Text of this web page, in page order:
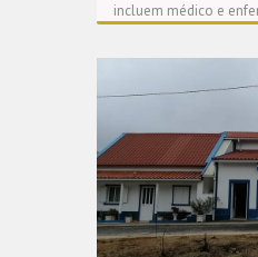
incluem médico e